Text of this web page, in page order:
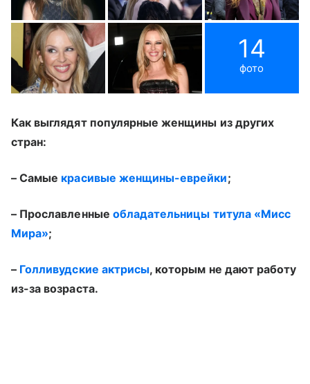
14
фото
Как выглядят популярные женщины из других
стран:
– Самые красивые женщины-еврейки;
– Прославленные обладательницы титула «Мисс
Мира»;
– Голливудские актрисы, которым не дают работу
из-за возраста.